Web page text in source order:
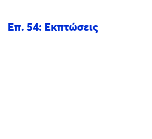
Επ. 54: Εκπτώσεις